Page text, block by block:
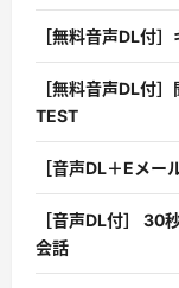
［無料音声DL付
［無料音声DL付
TEST
［音声DL＋Eメ
［音声DL付］ 30
会話